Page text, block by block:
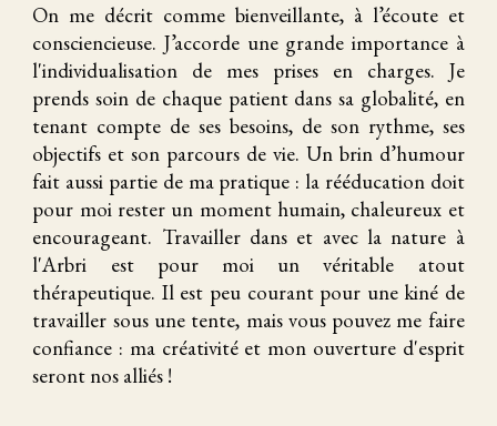
On me décrit comme bienveillante, à l’écoute et
consciencieuse. J’accorde une grande importance à
l'individualisation de mes prises en charges. Je
prends soin de chaque patient dans sa globalité, en
tenant compte de ses besoins, de son rythme, ses
objectifs et son parcours de vie. Un brin d’humour
fait aussi partie de ma pratique : la rééducation doit
pour moi rester un moment humain, chaleureux et
encourageant. Travailler dans et avec la nature à
l'Arbri est pour moi un véritable atout
thérapeutique. Il est peu courant pour une kiné de
travailler sous une tente, mais vous pouvez me faire
confiance : ma créativité et mon ouverture d'esprit
seront nos alliés !